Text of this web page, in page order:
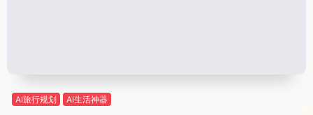
AI旅行规划 AI生活神器